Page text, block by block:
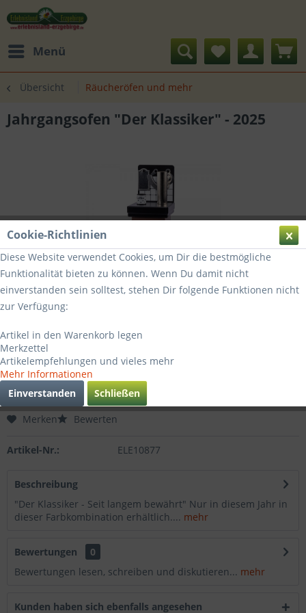
Menü
Übersicht Räucheröfen und mehr
Jahrgangsofen "Der Klassiker" - 2025
58,20 € *
inkl. MwSt.zzgl. Versandkosten
Sofort versandfertig, Lieferzeit ca. 3-4 Werktage
Merken Bewerten
Artikel-Nr.: ELE10877
Beschreibung
"Der Klassiker - Seit langem bewährt" Nur in diesem Jahr in
dieser Farbkombination erhältlich.... mehr
Bewertungen
0
Bewertungen lesen, schreiben und diskutieren... mehr
Kunden haben sich ebenfalls angesehen
Cookie-Richtlinien
Diese Website verwendet Cookies, um Dir die bestmögliche
Funktionalität bieten zu können. Wenn Du damit nicht
einverstanden sein solltest, stehen Dir folgende Funktionen nicht
zur Verfügung:
Artikel in den Warenkorb legen
Merkzettel
Artikelempfehlungen und vieles mehr
Mehr Informationen
Einverstanden
Schließen